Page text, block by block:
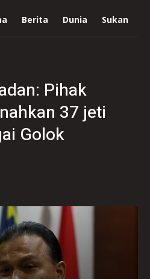
Berita Dunia Sukan
Pihak
37 jeti
Golok